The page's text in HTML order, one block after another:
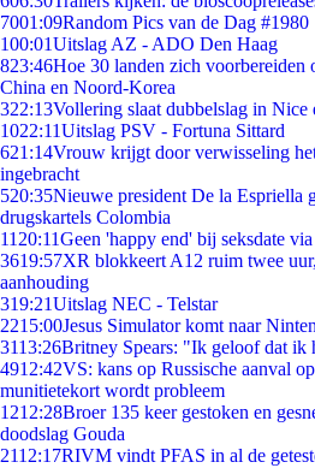
7001:09Random Pics van de Dag #1980
100:01Uitslag AZ - ADO Den Haag
823:46Hoe 30 landen zich voorbereiden
China en Noord-Korea
322:13Vollering slaat dubbelslag in Nice
1022:11Uitslag PSV - Fortuna Sittard
621:14Vrouw krijgt door verwisseling
ingebracht
520:35Nieuwe president De la Espriella
drugskartels Colombia
11 20:11Geen 'happy end' bij seksdate
3619:57XR blokkeert A12 ruim twee
aanhouding
319:21Uitslag NEC - Telstar
2215:00Jesus Simulator komt naar
3113:26Britney Spears: "Ik geloof dat ik
4912:42VS: kans op Russische aanval
munitietekort wordt probleem
1212:28Broer 135 keer gestoken en
doodslag Gouda
2112:17RIVM vindt PFAS in al de